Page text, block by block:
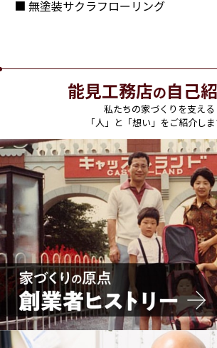
■ 無塗装サクラフローリング
能見工務店の自己
私たちの家づくりを支える
「人」と「想い」をご紹介しま